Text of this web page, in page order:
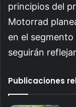
principios del
Motorrad
en el
seguirán
Publicaciones